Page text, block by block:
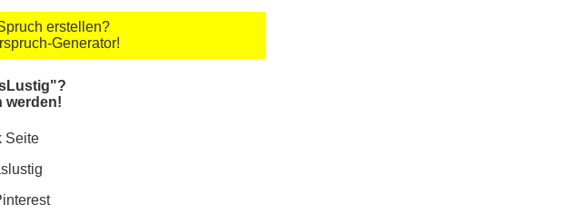
erstellen?
Generator!
werden!
Seite